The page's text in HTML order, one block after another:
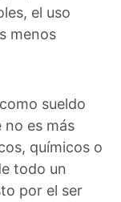
el uso
menos
sueldo
no es más
químicos o
todo un
por el ser